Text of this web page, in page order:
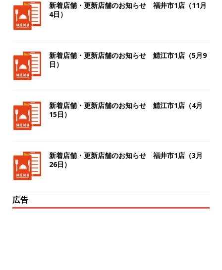
新着店舗・更新店舗のお知らせ 福井市1店（11月
4日）
新着店舗・更新店舗のお知らせ 鯖江市1店（5月9
日）
新着店舗・更新店舗のお知らせ 鯖江市1店（4月
15日）
新着店舗・更新店舗のお知らせ 福井市1店（3月
26日）
広告